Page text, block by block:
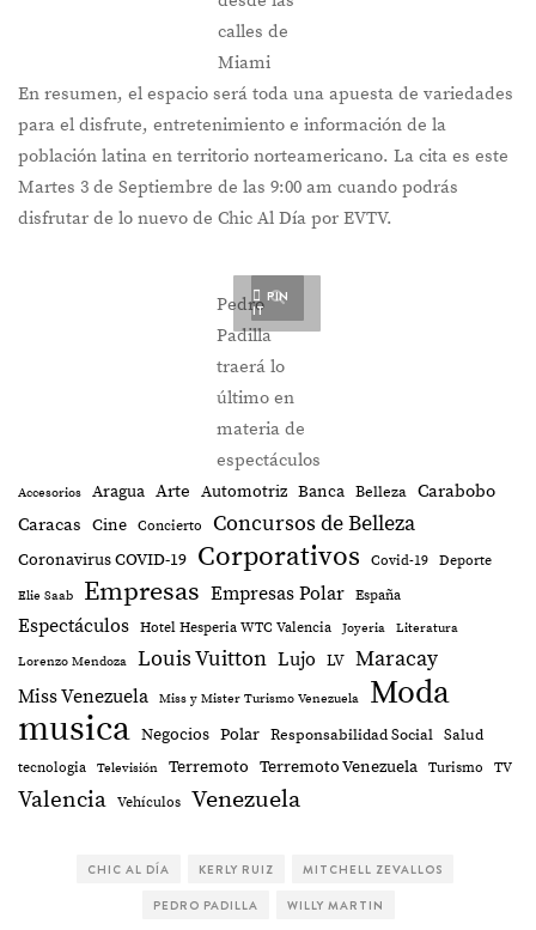
calles de
Miami
En resumen, el espacio será toda una apuesta de variedades
para el disfrute, entretenimiento e información de la
población latina en territorio norteamericano. La cita es este
Martes 3 de Septiembre de las 9:00 am cuando podrás
disfrutar de lo nuevo de Chic Al Día por EVTV.
PIN
IT
Pedro
Padilla
traerá lo
último en
materia de
espectáculos
Accesorios Aragua Arte Automotriz Banca Belleza Carabobo
Caracas Cine Concierto Concursos de Belleza
Coronavirus COVID-19 Corporativos Covid-19 Deporte
Elie Saab Empresas Empresas Polar España
Espectáculos Hotel Hesperia WTC Valencia Joyeria
Literatura
Lorenzo Mendoza
Louis Vuitton Lujo LV Maracay
Miss Venezuela Miss y Mister Turismo Venezuela Moda
musica Negocios Polar Responsabilidad Social Salud
tecnologia Televisión Terremoto Terremoto Venezuela Turismo TV
Valencia Vehículos Venezuela
CHIC AL DÍA KERLY RUIZ MITCHELL ZEVALLOS
PEDRO PADILLA WILLY MARTIN